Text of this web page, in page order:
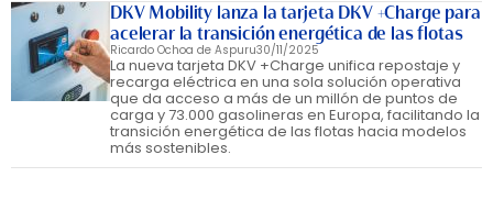
DKV Mobility lanza la tarjeta DKV +Charge para
acelerar la transición energética de las flotas
Ricardo Ochoa de Aspuru30/11/2025
La nueva tarjeta DKV +Charge unifica repostaje y
recarga eléctrica en una sola solución operativa
que da acceso a más de un millón de puntos de
carga y 73.000 gasolineras en Europa, facilitando la
transición energética de las flotas hacia modelos
más sostenibles.